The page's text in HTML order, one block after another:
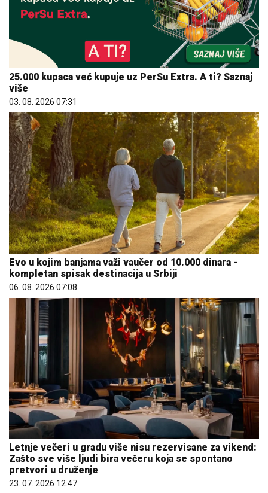
25.000 kupaca već kupuje uz PerSu Extra. A ti? Saznaj
više
03. 08. 2026 07:31
Evo u kojim banjama važi vaučer od 10.000 dinara -
kompletan spisak destinacija u Srbiji
06. 08. 2026 07:08
Letnje večeri u gradu više nisu rezervisane za vikend:
Zašto sve više ljudi bira večeru koja se spontano
pretvori u druženje
23. 07. 2026 12:47